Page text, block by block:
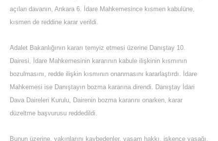
açılan davanın, Ankara 6. İdare Mahkemesince kısmen kabulüne,
kısmen de reddine karar verildi.
Adalet Bakanlığının kararı temyiz etmesi üzerine Danıştay 10.
Dairesi, İdare Mahkemesinin kararının kabule ilişkinin kısmının
bozulmasını, redde ilişkin kısmının onanmasını kararlaştırdı. İdare
Mahkemesi ise Danıştayın bozma kararına direndi. Danıştay İdari
Dava Daireleri Kurulu, Dairenin bozma kararını onarken, karar
düzeltme başvurusu reddedildi.
Bunun üzerine, yakınlarını kaybedenler, yaşam hakkı, işkence yasağı,